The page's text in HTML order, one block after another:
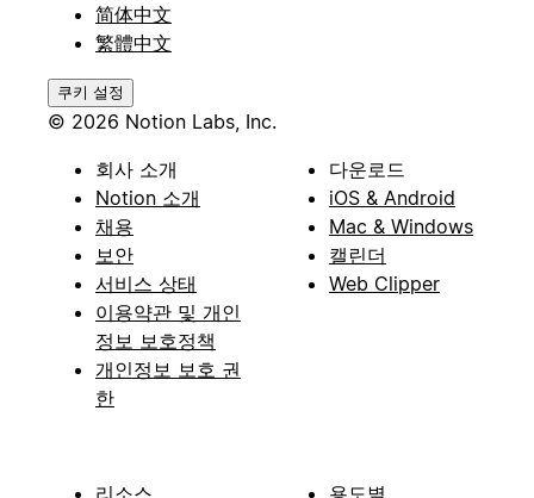
简体中文
繁體中文
쿠키 설정
© 2026 Notion Labs, Inc.
회사 소개
Notion 소개
채용
보안
서비스 상태
이용약관 및 개인
정보 보호정책
개인정보 보호 권
한
다운로드
iOS & Android
Mac & Windows
캘린더
Web Clipper